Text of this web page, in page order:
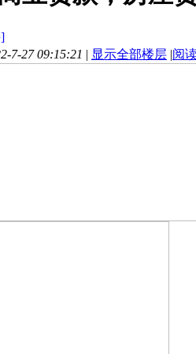
7-27 09:15:21 | 显示全部楼层 |阅